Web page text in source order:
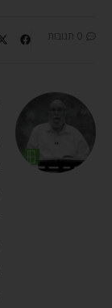
0 תגובות